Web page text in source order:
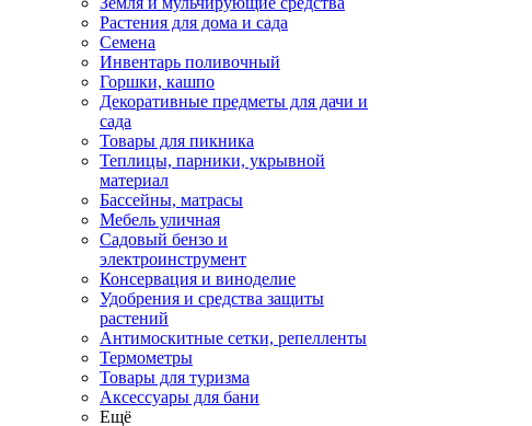
Растения для дома и сада
Семена
Инвентарь поливочный
Горшки, кашпо
Декоративные предметы для дачи и
сада
Товары для пикника
Теплицы, парники, укрывной
материал
Бассейны, матрасы
Мебель уличная
Садовый бензо и
электроинструмент
Консервация и виноделие
Удобрения и средства защиты
растений
Антимоскитные сетки, репелленты
Термометры
Товары для туризма
Аксессуары для бани
Ещё